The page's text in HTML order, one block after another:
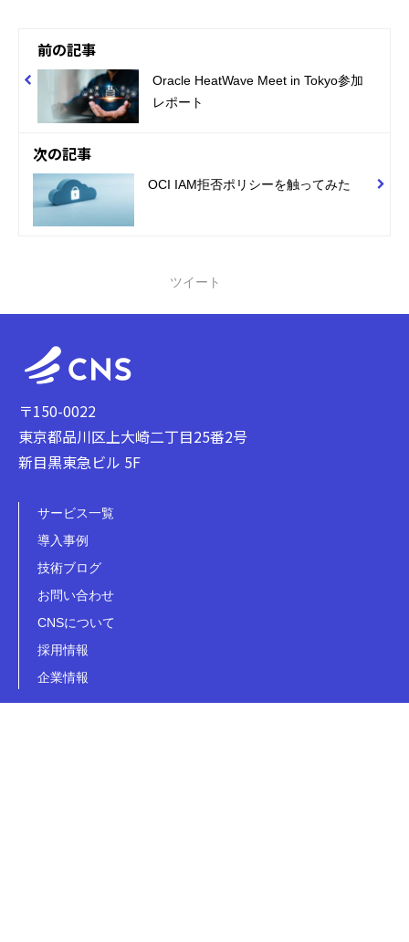
前の記事
Oracle HeatWave Meet in Tokyo参加
レポート
次の記事
OCI IAM拒否ポリシーを触ってみた
ツイート
〒150-0022
東京都品川区上大崎二丁目25番2号
新目黒東急ビル 5F
サービス一覧
導入事例
技術ブログ
お問い合わせ
CNSについて
採用情報
企業情報